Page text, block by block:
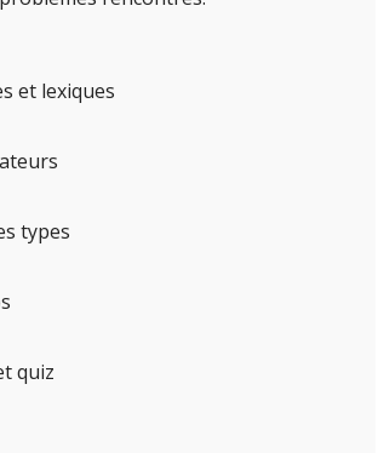
et lexiques
types
quiz